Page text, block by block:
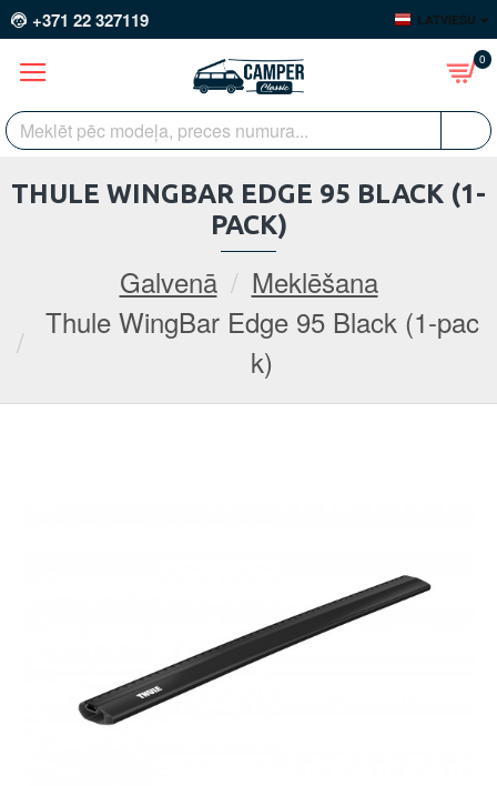
+371 22 327119 LATVIEŠU
0
Galvenā
Meklēšana
Thule WingBar Edge 95 Black (1-pac
k)
THULE WINGBAR EDGE 95 BLACK (1-
PACK)